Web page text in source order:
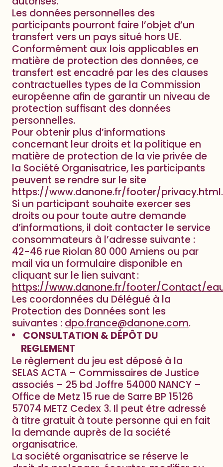
Les données personnelles des
participants pourront faire l’objet d’un
transfert vers un pays situé hors UE.
Conformément aux lois applicables en
matière de protection des données, ce
transfert est encadré par les des clauses
contractuelles types de la Commission
européenne afin de garantir un niveau de
protection suffisant des données
personnelles.
Pour obtenir plus d’informations
concernant leur droits et la politique en
matière de protection de la vie privée de
la Société Organisatrice, les participants
peuvent se rendre sur le site
https://www.danone.fr/footer/privacy.html.
Si un participant souhaite exercer ses
droits ou pour toute autre demande
d’informations, il doit contacter le service
consommateurs à l’adresse suivante :
42-46 rue Riolan 80 000 Amiens ou par
mail via un formulaire disponible en
cliquant sur le lien suivant :
https://www.danone.fr/footer/Contact/
Les coordonnées du Délégué à la
Protection des Données sont les
suivantes : dpo.france@danone.com.
CONSULTATION & DÉPÔT DU
REGLEMENT
Le règlement du jeu est déposé à la
SELAS ACTA – Commissaires de Justice
associés – 25 bd Joffre 54000 NANCY –
Office de Metz 15 rue de Sarre BP 15126
57074 METZ Cedex 3. Il peut être adressé
à titre gratuit à toute personne qui en fait
la demande auprès de la société
organisatrice.
La société organisatrice se réserve le